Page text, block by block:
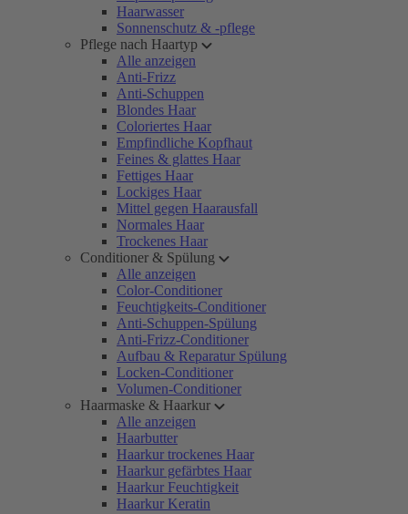
Haarwasser
Sonnenschutz & -pflege
Pflege nach Haartyp
Alle anzeigen
Anti-Frizz
Anti-Schuppen
Blondes Haar
Coloriertes Haar
Empfindliche Kopfhaut
Feines & glattes Haar
Fettiges Haar
Lockiges Haar
Mittel gegen Haarausfall
Normales Haar
Trockenes Haar
Conditioner & Spülung
Alle anzeigen
Color-Conditioner
Feuchtigkeits-Conditioner
Anti-Schuppen-Spülung
Anti-Frizz-Conditioner
Aufbau & Reparatur Spülung
Locken-Conditioner
Volumen-Conditioner
Haarmaske & Haarkur
Alle anzeigen
Haarbutter
Haarkur trockenes Haar
Haarkur gefärbtes Haar
Haarkur Feuchtigkeit
Haarkur Keratin